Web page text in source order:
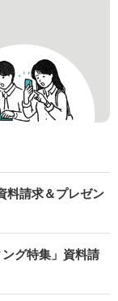
料請求＆プレゼン
グ特集」資料請